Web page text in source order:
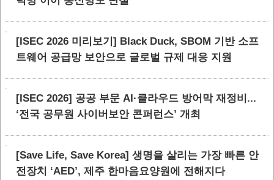
[ISEC 2026 미리보기] Black Duck, SBOM 기반 소프
트웨어 공급망 보안으로 글로벌 규제 대응 지원
[ISEC 2026] 공공 부문 AI·클라우드 방어막 재정비...
‘전국 공무원 사이버보안 콘퍼런스’ 개최
[Save Life, Save Korea] 생명을 살리는 가장 빠른 안
전장치 ‘AED’, 제주 한마음요양원에 전해지다